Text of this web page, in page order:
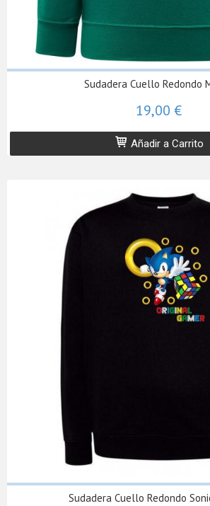
Sudadera Cuello Redondo
19,00 €
Añadir a Carrito
Sudadera Cuello Redondo